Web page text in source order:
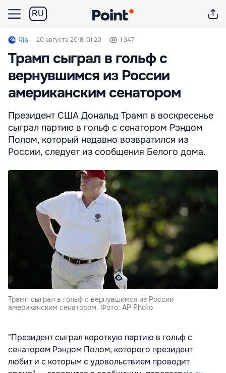
RU
Ria 20 августа 2018, 01:20 1 347
Трамп сыграл в гольф с
вернувшимся из России
американским сенатором
Президент США Дональд Трамп в воскресенье
сыграл партию в гольф с сенатором Рэндом
Полом, который недавно возвратился из
России, следует из сообщения Белого дома.
Трамп сыграл в гольф с вернувшимся из России
американским сенатором. Фото: AP Photo
"Президент сыграл короткую партию в гольф с
сенатором Рэндом Полом, которого президент
любит и с которым с удовольствием проводит